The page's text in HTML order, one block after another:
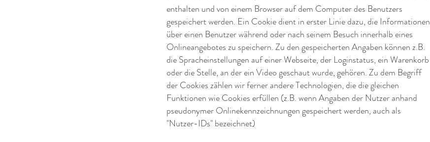
enthalten und von einem Browser auf dem Computer des Benutzers
gespeichert werden. Ein Cookie dient in erster Linie dazu, die Informationen
über einen Benutzer während oder nach seinem Besuch innerhalb eines
Onlineangebotes zu speichern. Zu den gespeicherten Angaben können z.B.
die Spracheinstellungen auf einer Webseite, der Loginstatus, ein Warenkorb
oder die Stelle, an der ein Video geschaut wurde, gehören. Zu dem Begriff
der Cookies zählen wir ferner andere Technologien, die die gleichen
Funktionen wie Cookies erfüllen (z.B. wenn Angaben der Nutzer anhand
pseudonymer Onlinekennzeichnungen gespeichert werden, auch als
"Nutzer-IDs" bezeichnet)